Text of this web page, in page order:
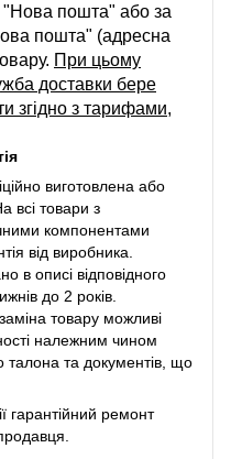
"Нова пошта" або за
пошта" (адресна
При цьому
доставки бере
згідно з тарифами,
виготовлена або
всі товари з
компонентами
від виробника.
в описі відповідного
до 2 років.
товару можливі
належним чином
талона та документів, що
гарантійний ремонт